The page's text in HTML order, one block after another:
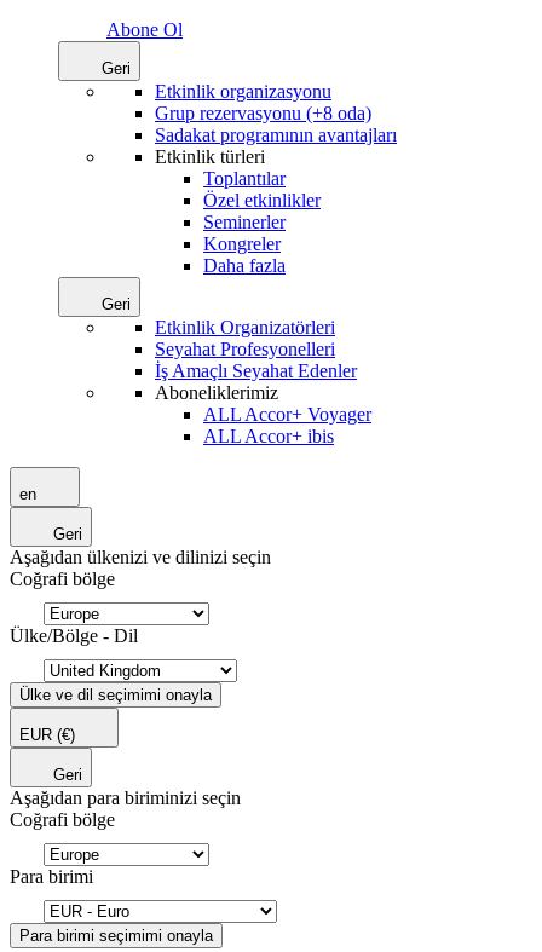
Abone Ol
Geri
Etkinlik organizasyonu
Grup rezervasyonu (+8 oda)
Sadakat programının avantajları
Etkinlik türleri
Toplantılar
Özel etkinlikler
Seminerler
Kongreler
Daha fazla
Geri
Etkinlik Organizatörleri
Seyahat Profesyonelleri
İş Amaçlı Seyahat Edenler
Aboneliklerimiz
ALL Accor+ Voyager
ALL Accor+ ibis
en
Geri
Aşağıdan ülkenizi ve dilinizi seçin
Coğrafi bölge
Ülke/Bölge - Dil
Ülke ve dil seçimimi onayla
EUR (€)
Geri
Aşağıdan para biriminizi seçin
Coğrafi bölge
Para birimi
Para birimi seçimimi onayla